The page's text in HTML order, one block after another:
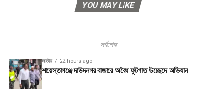
YOU MAY LIKE
সর্বশেষ
জাতীয় 22 hours ago
শায়েস্তাগঞ্জে দাউদনগর বাজারে অবৈধ ফুটপাত উচ্ছেদে অভিযান